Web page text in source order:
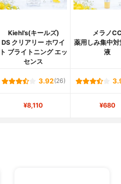
Kiehl’s(キールズ)
DS クリアリー ホワイ
ト ブライトニング エッ
センス
メラノ
薬用しみ集中対
液
3.92(26)
¥8,110 ¥680